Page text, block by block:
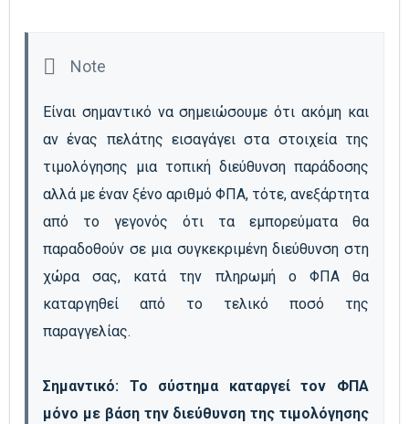
Είναι σημαντικό να σημειώσουμε ότι ακόμη και
αν ένας πελάτης εισαγάγει στα στοιχεία της
τιμολόγησης μια τοπική διεύθυνση παράδοσης
αλλά με έναν ξένο αριθμό ΦΠΑ, τότε, ανεξάρτητα
από το γεγονός ότι τα εμπορεύματα θα
παραδοθούν σε μια συγκεκριμένη διεύθυνση στη
χώρα σας, κατά την πληρωμή ο ΦΠΑ θα
καταργηθεί από το τελικό ποσό της
παραγγελίας.
Σημαντικό: Το σύστημα καταργεί τον ΦΠΑ
μόνο με βάση την διεύθυνση της τιμολόγησης